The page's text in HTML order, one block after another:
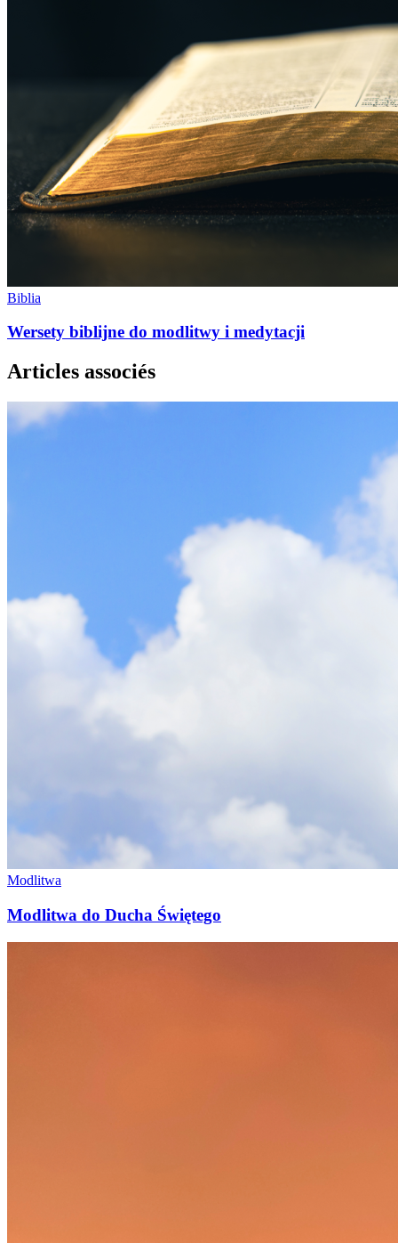
Biblia
Wersety biblijne do modlitwy i medytacji
Articles associés
Modlitwa
Modlitwa do Ducha Świętego